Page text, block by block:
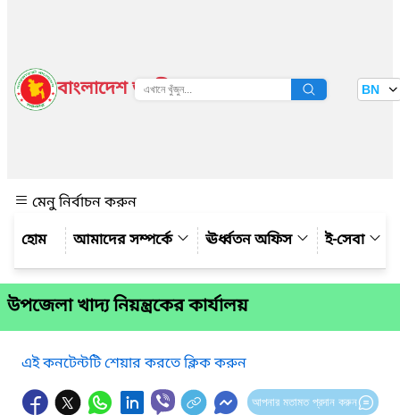
বাংলাদেশ জাতীয় তথ্য বাতায়ন BN
মেনু নির্বাচন করুন
আমাদের সম্পর্কে
ঊর্ধ্বতন অফিস ই-সেবা
উপজেলা খাদ্য নিয়ন্ত্রকের কার্যালয়
এই কনটেন্টটি শেয়ার করতে ক্লিক করুন
আপনার মতামত প্রদান করুন